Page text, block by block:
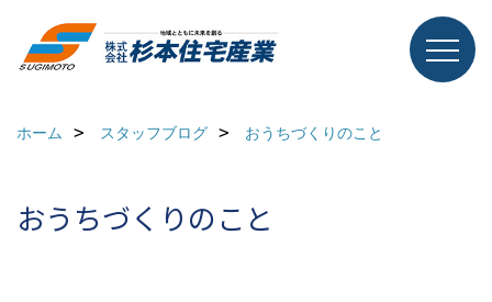
ホーム スタッフブログ おうちづくりのこと
おうちづくりのこと